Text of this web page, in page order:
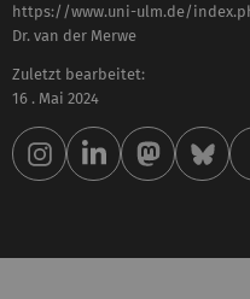
https://www.uni-ulm.de/
Dr. van der Merwe
Zuletzt bearbeitet:
16 . Mai 2024